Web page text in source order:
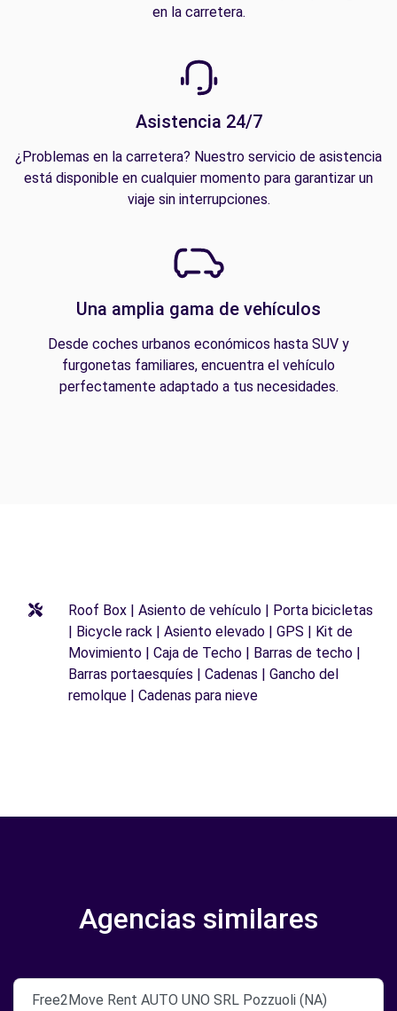
en la carretera.
Asistencia 24/7
¿Problemas en la carretera? Nuestro servicio de asistencia
está disponible en cualquier momento para garantizar un
viaje sin interrupciones.
Una amplia gama de vehículos
Desde coches urbanos económicos hasta SUV y
furgonetas familiares, encuentra el vehículo
perfectamente adaptado a tus necesidades.
Roof Box | Asiento de vehículo | Porta bicicletas
| Bicycle rack | Asiento elevado | GPS | Kit de
Movimiento | Caja de Techo | Barras de techo |
Barras portaesquíes | Cadenas | Gancho del
remolque | Cadenas para nieve
Agencias similares
Free2Move Rent AUTO UNO SRL Pozzuoli (NA)